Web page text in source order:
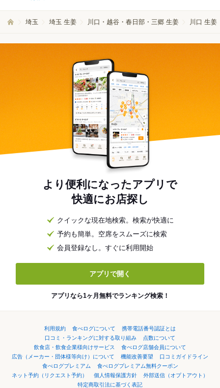
埼玉 埼玉 生姜 川口・越谷・春日部・三郷 生姜 川口 生姜
より便利になったアプリで
快適にお店探し
クイックな現在地検索。検索が快適に
予約も簡単。空席をスムーズに検索
会員登録なし。すぐに利用開始
アプリで開く
アプリなら1ヶ月無料でランキング検索！
利用規約 食べログについて
携帯電話番号認証とは
口コミ・ランキングに対する取り組み
点数について
飲食店・飲食企業様向けサービス
食べログ店舗会員について
広告（メーカー・団体様等向け）について
機能改善要望
口コミガイドライン
食べログプレミアム
食べログプレミアム無料クーポン
ネット予約（リクエスト予約）
個人情報保護方針
外部送信（オプトアウト）
特定商取引法に基づく表記